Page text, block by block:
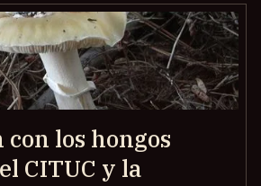
con los hongos
CITUC y la